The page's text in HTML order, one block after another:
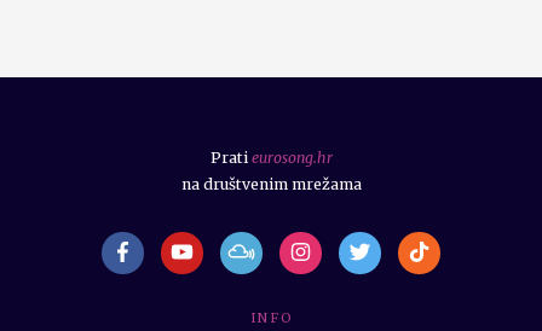
I N F O
Prati eurosong.hr
na društvenim mrežama